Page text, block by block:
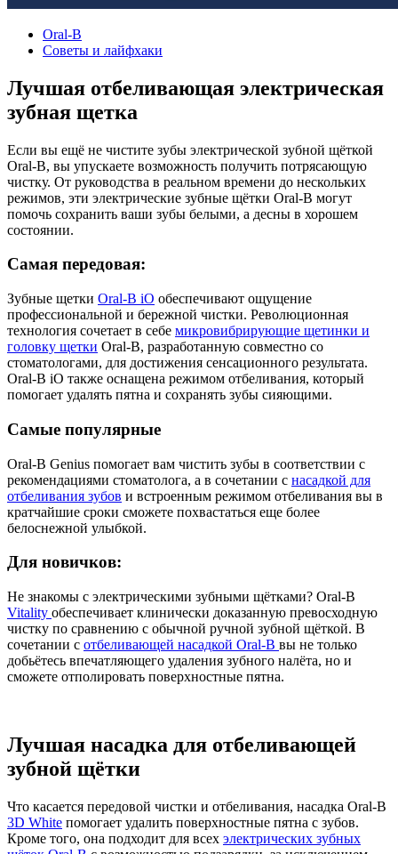
Oral-B
Советы и лайфхаки
Лучшая отбеливающая электрическая
зубная щетка
Если вы ещё не чистите зубы электрической зубной щёткой
Oral-B, вы упускаете возможность получить потрясающую
чистку. От руководства в реальном времени до нескольких
режимов, эти электрические зубные щётки Oral-B могут
помочь сохранить ваши зубы белыми, а десны в хорошем
состоянии.
Самая передовая:
Зубные щетки Oral-B iO обеспечивают ощущение
профессиональной и бережной чистки. Революционная
технология сочетает в себе микровибрирующие щетинки и
головку щетки Oral-B, разработанную совместно со
стоматологами, для достижения сенсационного результата.
Oral-B iO также оснащена режимом отбеливания, который
помогает удалять пятна и сохранять зубы сияющими.
Самые популярные
Oral-B Genius помогает вам чистить зубы в соответствии с
рекомендациями стоматолога, а в сочетании с насадкой для
отбеливания зубов и встроенным режимом отбеливания вы в
кратчайшие сроки сможете похвастаться еще более
белоснежной улыбкой.
Для новичков:
Не знакомы с электрическими зубными щётками? Oral-B
Vitality обеспечивает клинически доказанную превосходную
чистку по сравнению с обычной ручной зубной щёткой. В
сочетании с отбеливающей насадкой Oral-B вы не только
добьётесь впечатляющего удаления зубного налёта, но и
сможете отполировать поверхностные пятна.
Лучшая насадка для отбеливающей
зубной щётки
Что касается передовой чистки и отбеливания, насадка Oral-B
3D White помогает удалить поверхностные пятна с зубов.
Кроме того, она подходит для всех электрических зубных